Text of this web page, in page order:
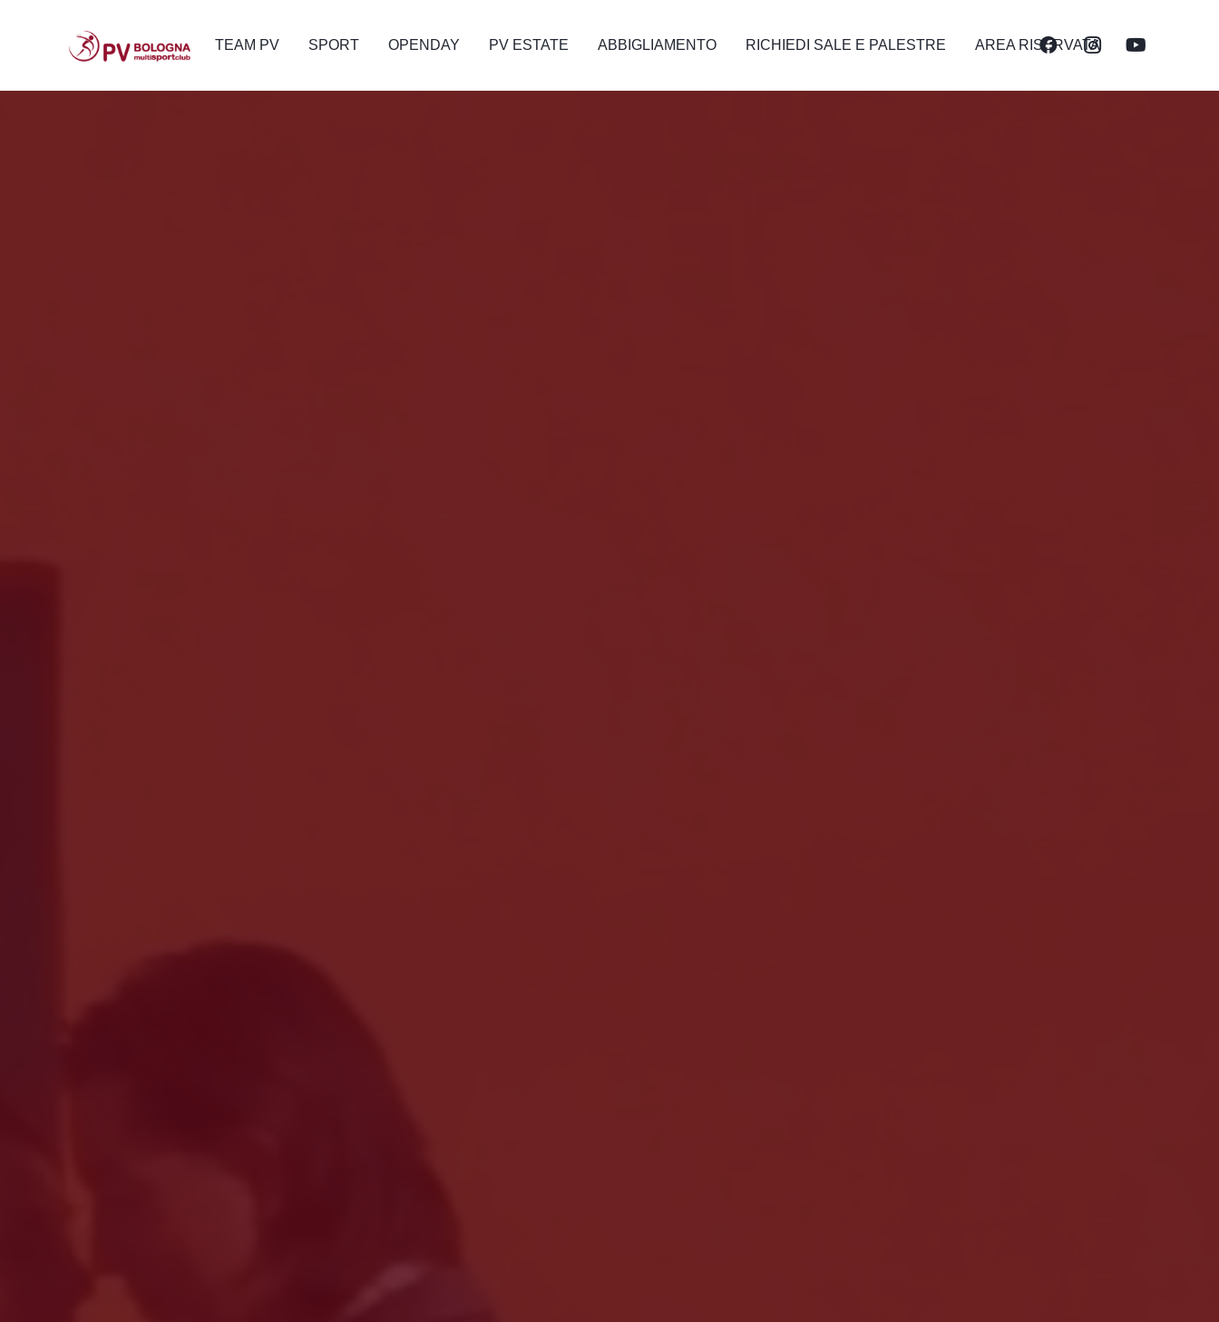
TEAM PV SPORT OPENDAY PV ESTATE ABBIGLIAMENTO RICHIEDI SALE E PALESTRE AREA RISERVATA